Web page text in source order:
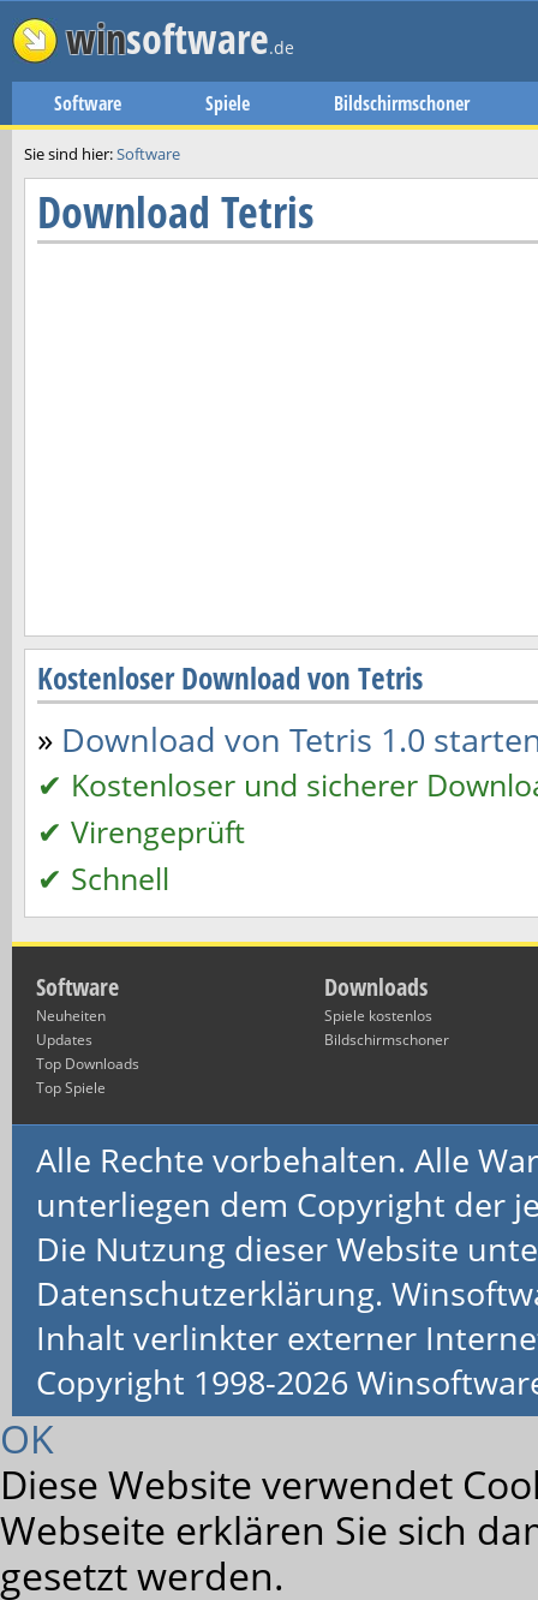
winsoftware.de
Software Spiele Bildschirmschoner
Sie sind hier:Software
Download Tetris
Kostenloser Download von Tetris
» Download von Tetris 1.0
✔ Kostenloser und sicherer
✔ Virengeprüft
✔ Schnell
Software
Neuheiten
Updates
Top Downloads
Top Spiele
Downloads
Spiele kostenlos
Bildschirmschoner
Alle Rechte vorbehalten. Alle
unterliegen dem Copyright der
Die Nutzung dieser Website
Datenschutzerklärung.
Inhalt verlinkter externer
Copyright 1998-2026
OK
Diese Website verwendet
Webseite erklären Sie sich
gesetzt werden.